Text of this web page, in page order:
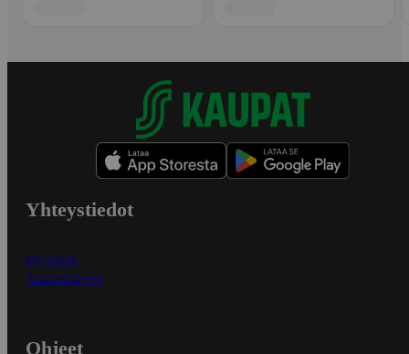
Yhteystiedot
Myymälät
Asiakaspalvelu
Ohjeet